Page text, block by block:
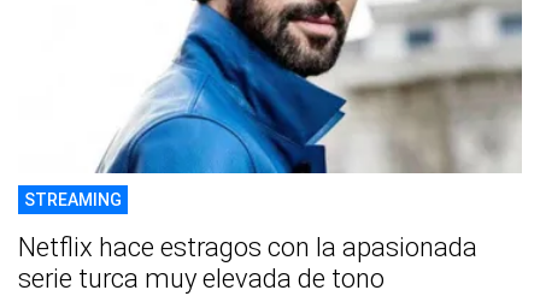
STREAMING
Netflix hace estragos con la apasionada
serie turca muy elevada de tono